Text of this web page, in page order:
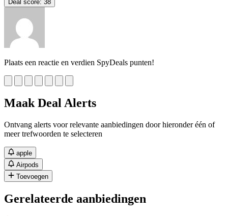
Deal score: 38
Plaats een reactie en verdien SpyDeals punten!
Maak Deal Alerts
Ontvang alerts voor relevante aanbiedingen door hieronder één of
meer trefwoorden te selecteren
apple
Airpods
Toevoegen
Gerelateerde aanbiedingen